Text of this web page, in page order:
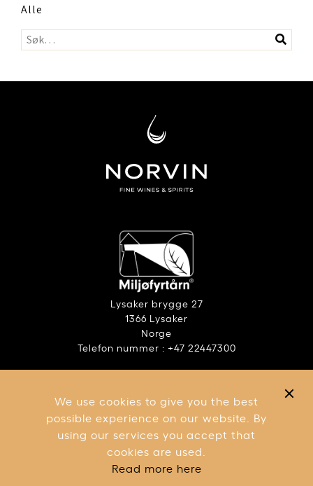
We use cookies to give you the best
possible experience on our website. By
using our services you accept that
cookies are used.
Read more here
Alle
Lysaker brygge 27
1366 Lysaker
Norge
Telefon nummer : +47 22447300
VILKÅR OG BETINGELSER